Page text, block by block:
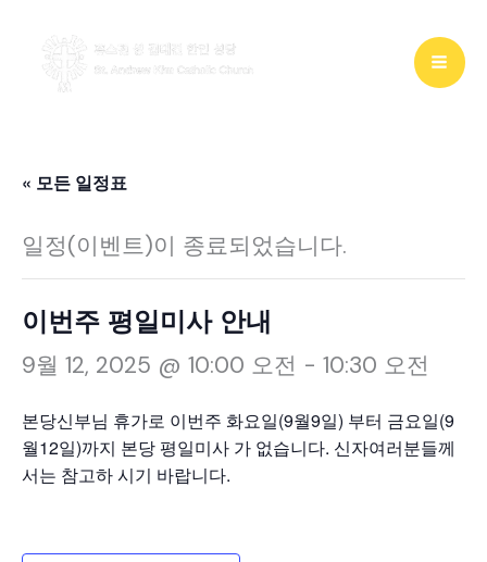
« 모든 일정표
일정(이벤트)이 종료되었습니다.
이번주 평일미사 안내
9월 12, 2025 @ 10:00 오전 - 10:30 오전
본당신부님 휴가로 이번주 화요일(9월9일) 부터 금요일(9
월12일)까지 본당 평일미사 가 없습니다. 신자여러분들께
서는 참고하 시기 바랍니다.